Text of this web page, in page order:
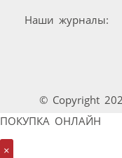
Наши журналы:
© Copyright
ПОКУПКА ОНЛАЙН
×